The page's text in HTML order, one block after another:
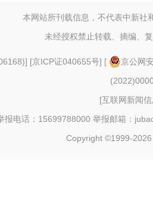
本网站所刊载信息，不代表中新社
未经授权禁止转载、摘编、
] [京ICP证040655号] [
京公网
[互联网新闻
报电话：15699788000 举报邮箱：
Copyright ©1999-